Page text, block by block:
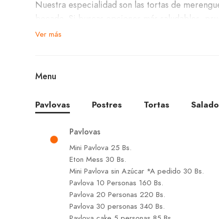
Nuestra especialidad son las tortas de
bocado. Si buscas opciones más saludables,
ideales para satisfacer tus antojos sin culpa.
repostería con sabores sofisticados. La Torta
Para un tentempié, no dudes en probar
Y si eres amante de los postres, la Pavlova de
Acompaña tu elección con una refrescante
aguas. En La Pavlova – Las Brisas, cada visita
especial. ¡Te esperamos para compartir
Ver más
Menu
Pavlovas Postres Tortas
Pavlovas
Mini Pavlova 25 Bs.
Eton Mess 30 Bs.
Mini Pavlova sin Azúcar *A pedido 30 Bs.
Pavlova 10 Personas 160 Bs.
Pavlova 20 Personas 220 Bs.
Pavlova 30 personas 340 Bs.